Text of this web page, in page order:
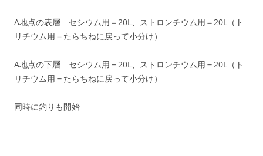
A地点の表層 セシウム用＝20L、ストロンチウム用＝20L（ト
リチウム用＝たらちねに戻って小分け）
A地点の下層 セシウム用＝20L、ストロンチウム用＝20L（ト
リチウム用＝たらちねに戻って小分け）
同時に釣りも開始